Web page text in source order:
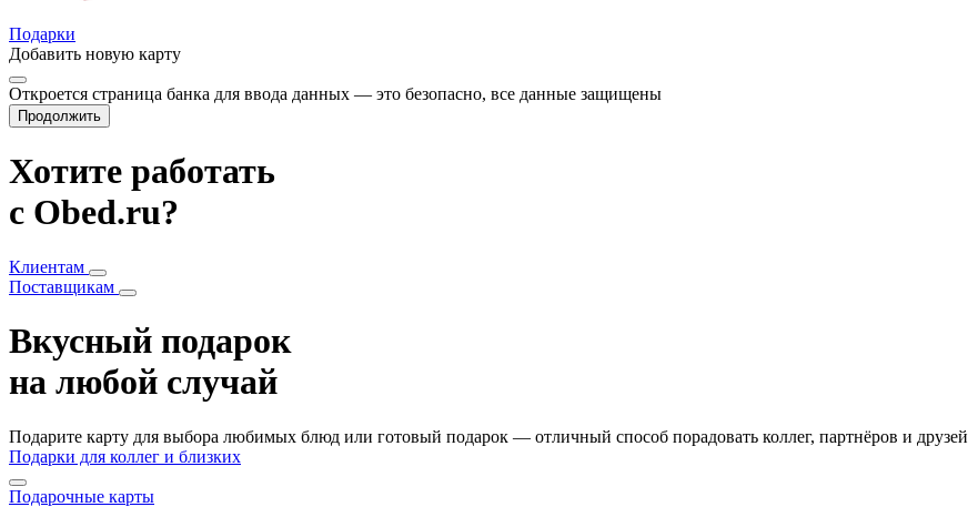
Подарки
Добавить новую карту
Откроется страница банка для ввода данных — это безопасно, все данные защищены
Продолжить
Хотите работать
с Obed.ru?
Клиентам
Поставщикам
Вкусный подарок
на любой случай
Подарите карту для выбора любимых блюд или готовый подарок — отличный способ порадовать коллег, партнёров и друзей
Подарки для коллег и близких
Подарочные карты